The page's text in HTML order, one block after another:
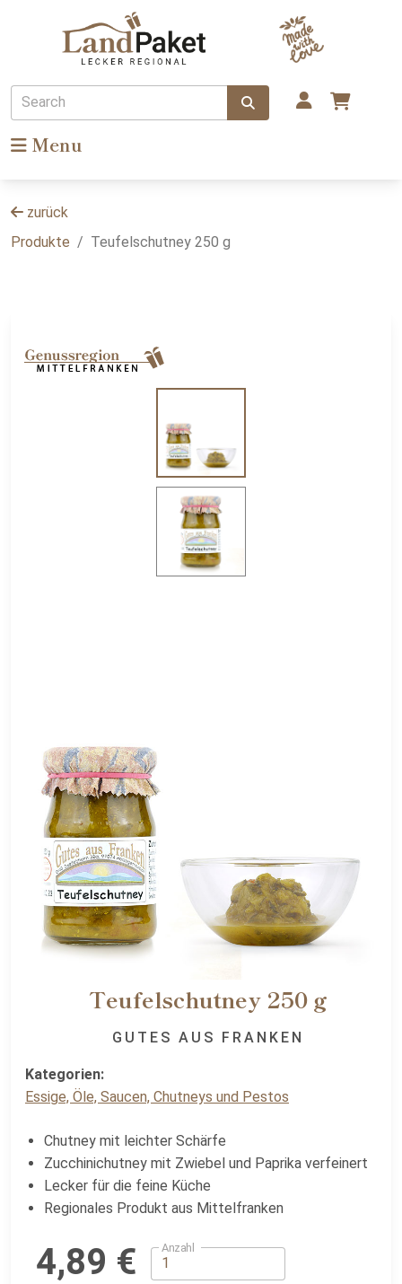
Search
Menu
zurück
Produkte
Teufelschutney 250 g
Teufelschutney 250 g
GUTES AUS FRANKEN
Kategorien:
Essige, Öle, Saucen, Chutneys und Pestos
Chutney mit leichter Schärfe
Zucchinichutney mit Zwiebel und Paprika verfeinert
Lecker für die feine Küche
Regionales Produkt aus Mittelfranken
4,89 € Anzahl